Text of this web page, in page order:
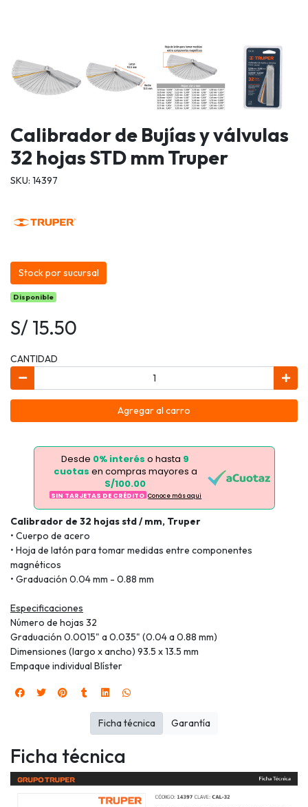
Calibrador de Bujías y válvulas
32 hojas STD mm Truper
SKU: 14397
Stock por sucursal
Disponible
S/ 15.50
CANTIDAD
Agregar al carro
Desde 0% interés o hasta 9
cuotas en compras mayores a
S/100.00
SIN TARJETAS DE CRÉDITO Conoce más aqui
Calibrador de 32 hojas std / mm, Truper
• Cuerpo de acero
• Hoja de latón para tomar medidas entre componentes
magnéticos
• Graduación 0.04 mm - 0.88 mm
Especificaciones
Número de hojas 32
Graduación 0.0015" a 0.035" (0.04 a 0.88 mm)
Dimensiones (largo x ancho) 93.5 x 13.5 mm
Empaque individual Blíster
Ficha técnica
Ficha técnica Garantía